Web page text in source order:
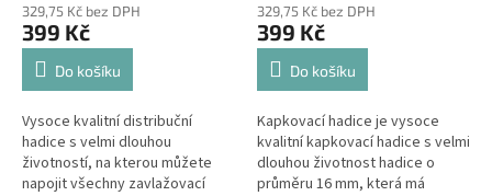
329,75 Kč bez DPH
399 Kč
Do košíku
Vysoce kvalitní distribuční
hadice s velmi dlouhou
životností, na kterou můžete
napojit všechny zavlažovací
329,75 Kč bez DPH
399 Kč
Do košíku
Kapkovací hadice je vysoce
kvalitní kapkovací hadice s velmi
dlouhou životnost hadice o
průměru 16 mm, která má